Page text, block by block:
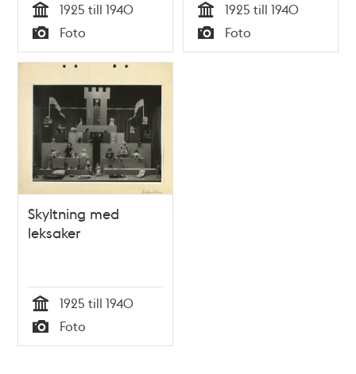
Tid
1925 till 1940
Typ
Foto Tid
1925 till 1940
Typ
Foto
Skyltning med
leksaker
Tid
1925 till 1940
Typ
Foto